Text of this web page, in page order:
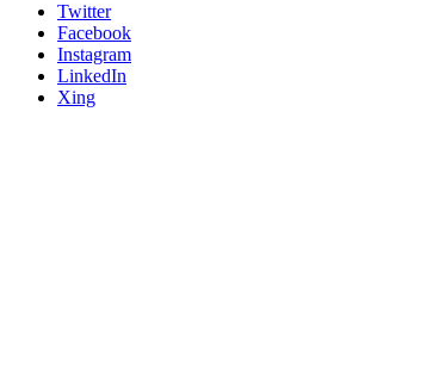
Twitter
Facebook
Instagram
LinkedIn
Xing